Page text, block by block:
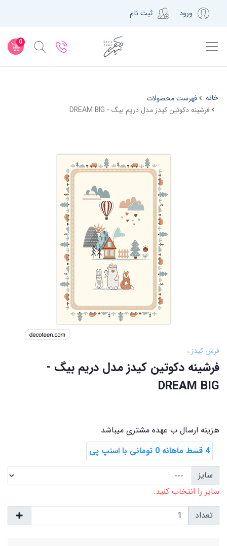
ورود ثبت نام
0
خانه
فهرست محصولات
فرشینه دکوتین کیدز مدل دریم بیگ - DREAM BIG
فرش کیدز
فرشینه دکوتین کیدز مدل دریم بیگ -
DREAM BIG
هزینه ارسال ب عهده مشتری میباشد
4 قسط ماهانه 0 تومانی با اسنپ ‌پی
سایز
سایز را انتخاب کنید.
تعداد